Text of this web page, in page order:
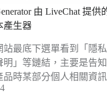
由 LiveChat 提供
產生器
站最底下選單看到「隱
明」等鏈結，主要是告
品時某部分個人相關資